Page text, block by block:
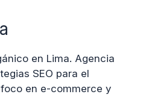
en Lima. Agencia
SEO para el
en e-commerce y